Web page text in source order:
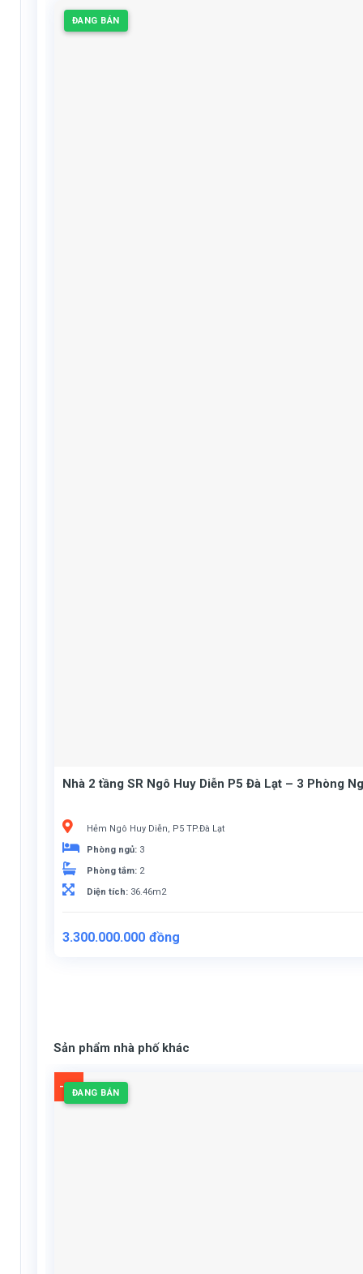
ĐANG BÁN
Nhà 2 tầng SR Ngô Huy Diễn P5 Đà Lạt – 3 Phòng
Hẻm Ngô Huy Diễn, P5 TP.Đà Lạt
Phòng ngủ: 3
Phòng tắm: 2
Diện tích: 36.46m2
3.300.000.000 đồng
Sản phẩm nhà phố khác
ĐANG BÁN
-4%